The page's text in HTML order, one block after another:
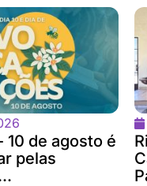
10 de agosto é
pelas